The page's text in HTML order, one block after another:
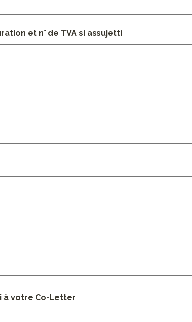
et n° de TVA si assujetti
à votre Co-Letter